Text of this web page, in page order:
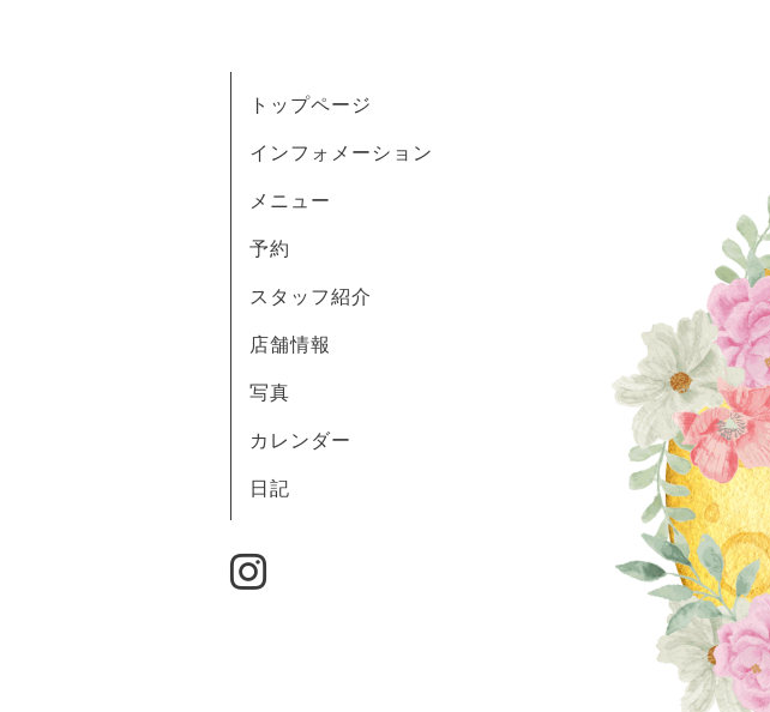
トップページ
インフォメーション
メニュー
予約
スタッフ紹介
店舗情報
写真
カレンダー
日記